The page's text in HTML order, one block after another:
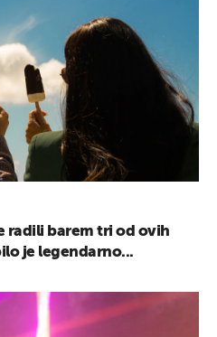
radili barem tri od ovih
je legendarno...